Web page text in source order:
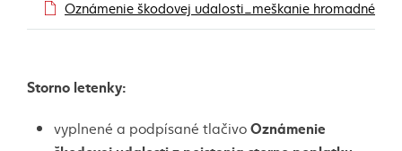
Oznámenie škodovej udalosti_meškanie hromadného
Storno letenky:
vyplnené a podpísané tlačivoOznámenie